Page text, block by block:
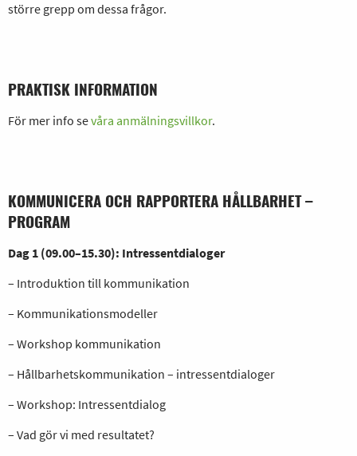
större grepp om dessa frågor.
PRAKTISK INFORMATION
För mer info sevåra anmälningsvillkor.
KOMMUNICERA OCH RAPPORTERA HÅLLBARHET –
PROGRAM
Dag 1 (09.00–15.30): Intressentdialoger
– Introduktion till kommunikation
– Kommunikationsmodeller
– Workshop kommunikation
– Hållbarhetskommunikation – intressentdialoger
– Workshop: Intressentdialog
– Vad gör vi med resultatet?